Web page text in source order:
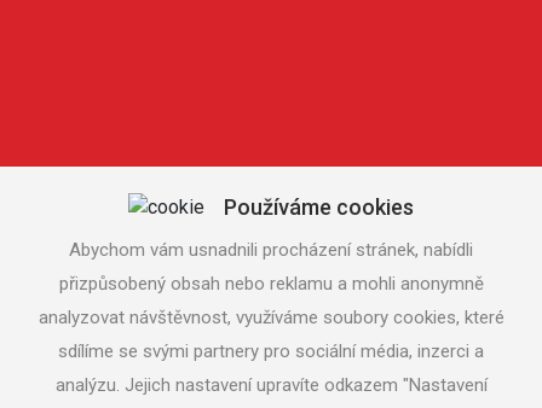
Používáme cookies
Abychom vám usnadnili procházení stránek, nabídli
přizpůsobený obsah nebo reklamu a mohli anonymně
analyzovat návštěvnost, využíváme soubory cookies, které
sdílíme se svými partnery pro sociální média, inzerci a
analýzu. Jejich nastavení upravíte odkazem "Nastavení